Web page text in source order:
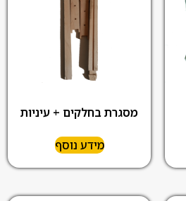
מסגרת בחלקים + עיניות
מידע נוסף